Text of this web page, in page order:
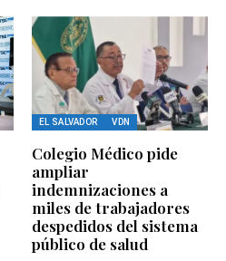
EL SALVADOR VDN
Colegio Médico pide
ampliar
indemnizaciones a
miles de trabajadores
despedidos del sistema
público de salud